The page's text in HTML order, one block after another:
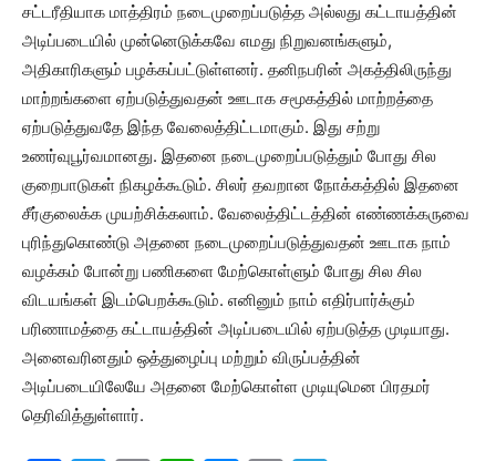
சட்டரீதியாக மாத்திரம் நடைமுறைப்படுத்த அல்லது கட்டாயத்தின்
அடிப்படையில் முன்னெடுக்கவே எமது நிறுவனங்களும்,
அதிகாரிகளும் பழக்கப்பட்டுள்ளனர். தனிநபரின் அகத்திலிருந்து
மாற்றங்களை ஏற்படுத்துவதன் ஊடாக சமூகத்தில் மாற்றத்தை
ஏற்படுத்துவதே இந்த வேலைத்திட்டமாகும். இது சற்று
உணர்வுபூர்வமானது. இதனை நடைமுறைப்படுத்தும் போது சில
குறைபாடுகள் நிகழக்கூடும். சிலர் தவறான நோக்கத்தில் இதனை
சீர்குலைக்க முயற்சிக்கலாம். வேலைத்திட்டத்தின் எண்ணக்கருவை
புரிந்துகொண்டு அதனை நடைமுறைப்படுத்துவதன் ஊடாக நாம்
வழக்கம் போன்று பணிகளை மேற்கொள்ளும் போது சில சில
விடயங்கள் இடம்பெறக்கூடும். எனினும் நாம் எதிர்பார்க்கும்
பரிணாமத்தை கட்டாயத்தின் அடிப்படையில் ஏற்படுத்த முடியாது.
அனைவரினதும் ஒத்துழைப்பு மற்றும் விருப்பத்தின்
அடிப்படையிலேயே அதனை மேற்கொள்ள முடியுமென பிரதமர்
தெரிவித்துள்ளார்.